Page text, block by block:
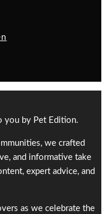
you by Pet Edition.
we crafted
and informative take
expert advice, and
as we celebrate the